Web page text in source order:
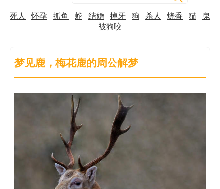
死人 怀孕 抓鱼 蛇 结婚 掉牙 狗 杀人 烧香 猫
鬼
被狗咬
梦见鹿，梅花鹿的周公解梦